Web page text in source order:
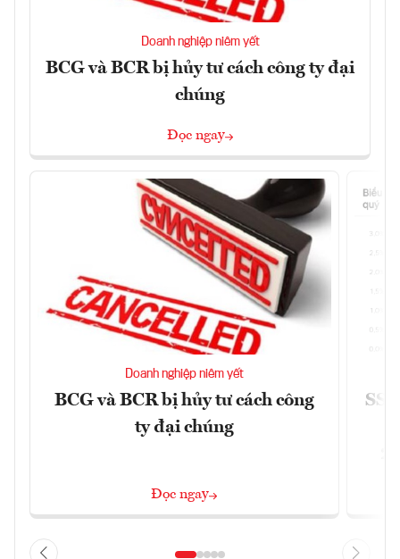
Doanh nghiệp niêm yết
BCG và BCR bị hủy tư cách công ty đại
chúng
Đọc ngay
Doanh nghiệp niêm yết
BCG và BCR bị hủy tư cách công
ty đại chúng
Đọc ngay
SSI